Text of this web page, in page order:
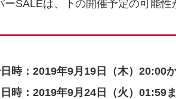
ーSALEは、下の開催予定の可能性
時：2019年9月19日（木）20:00
時：2019年9月24日（火）01:59